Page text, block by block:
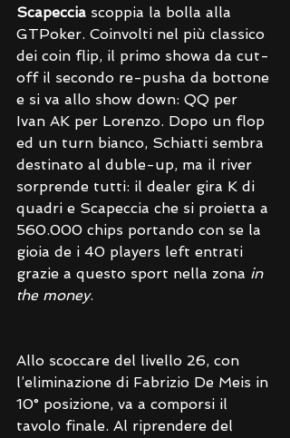
Scapeccia scoppia la bolla alla
GTPoker. Coinvolti nel più classico
dei coin flip, il primo showa da cut-
off il secondo re-pusha da bottone
e si va allo show down: QQ per
Ivan AK per Lorenzo. Dopo un flop
ed un turn bianco, Schiatti sembra
destinato al duble-up, ma il river
sorprende tutti: il dealer gira K di
quadri e Scapeccia che si proietta a
560.000 chips portando con se la
gioia de i 40 players left entrati
grazie a questo sport nella zona in
the money.
Allo scoccare del livello 26, con
l’eliminazione di Fabrizio De Meis in
10° posizione, va a comporsi il
tavolo finale. Al riprendere del